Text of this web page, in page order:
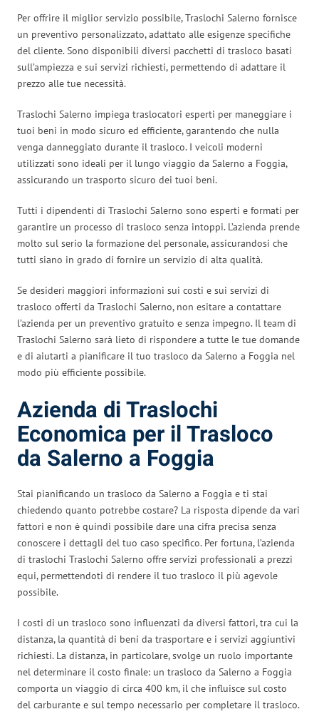
Per offrire il miglior servizio possibile, Traslochi Salerno fornisce
un preventivo personalizzato, adattato alle esigenze specifiche
del cliente. Sono disponibili diversi pacchetti di trasloco basati
sull’ampiezza e sui servizi richiesti, permettendo di adattare il
prezzo alle tue necessità.
Traslochi Salerno impiega traslocatori esperti per maneggiare i
tuoi beni in modo sicuro ed efficiente, garantendo che nulla
venga danneggiato durante il trasloco. I veicoli moderni
utilizzati sono ideali per il lungo viaggio da Salerno a Foggia,
assicurando un trasporto sicuro dei tuoi beni.
Tutti i dipendenti di Traslochi Salerno sono esperti e formati per
garantire un processo di trasloco senza intoppi. L’azienda prende
molto sul serio la formazione del personale, assicurandosi che
tutti siano in grado di fornire un servizio di alta qualità.
Se desideri maggiori informazioni sui costi e sui servizi di
trasloco offerti da Traslochi Salerno, non esitare a contattare
l’azienda per un preventivo gratuito e senza impegno. Il team di
Traslochi Salerno sarà lieto di rispondere a tutte le tue domande
e di aiutarti a pianificare il tuo trasloco da Salerno a Foggia nel
modo più efficiente possibile.
Azienda di Traslochi
Economica per il Trasloco
da Salerno a Foggia
Stai pianificando un trasloco da Salerno a Foggia e ti stai
chiedendo quanto potrebbe costare? La risposta dipende da vari
fattori e non è quindi possibile dare una cifra precisa senza
conoscere i dettagli del tuo caso specifico. Per fortuna, l’azienda
di traslochi Traslochi Salerno offre servizi professionali a prezzi
equi, permettendoti di rendere il tuo trasloco il più agevole
possibile.
I costi di un trasloco sono influenzati da diversi fattori, tra cui la
distanza, la quantità di beni da trasportare e i servizi aggiuntivi
richiesti. La distanza, in particolare, svolge un ruolo importante
nel determinare il costo finale: un trasloco da Salerno a Foggia
comporta un viaggio di circa 400 km, il che influisce sul costo
del carburante e sul tempo necessario per completare il trasloco.